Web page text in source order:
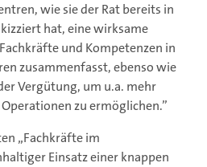
wie sie der Rat bereits in
hat, eine wirksame
und Kompetenzen in
zusammenfasst, ebenso wie
Vergütung, um u.a. mehr
zu ermöglichen.”
„Fachkräfte im
Einsatz einer knappen